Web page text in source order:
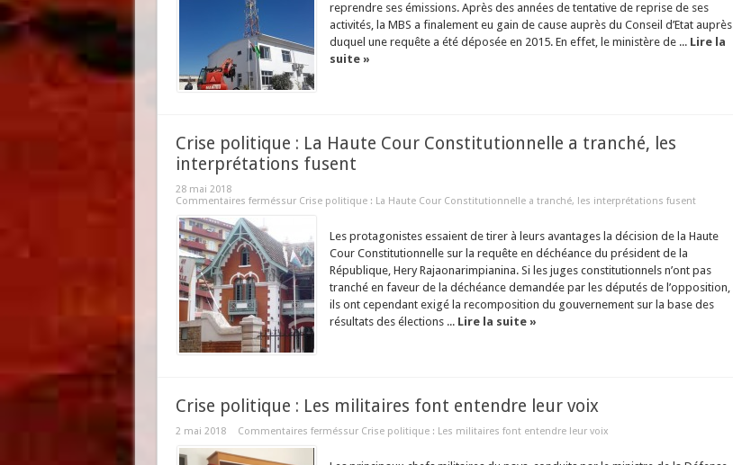
reprendre ses émissions. Après des années de tentative de reprise de ses
activités, la MBS a finalement eu gain de cause auprès du Conseil d’Etat auprès
duquel une requête a été déposée en 2015. En effet, le ministère de ... Lire la
suite »
Crise politique : La Haute Cour Constitutionnelle a tranché, les
interprétations fusent
28 mai 2018
Commentaires ferméssur Crise politique : La Haute Cour Constitutionnelle a tranché, les interprétations fusent
Les protagonistes essaient de tirer à leurs avantages la décision de la Haute
Cour Constitutionnelle sur la requête en déchéance du président de la
République, Hery Rajaonarimpianina. Si les juges constitutionnels n’ont pas
tranché en faveur de la déchéance demandée par les députés de l’opposition,
ils ont cependant exigé la recomposition du gouvernement sur la base des
résultats des élections ... Lire la suite »
Crise politique : Les militaires font entendre leur voix
2 mai 2018 Commentaires ferméssur Crise politique : Les militaires font entendre leur voix